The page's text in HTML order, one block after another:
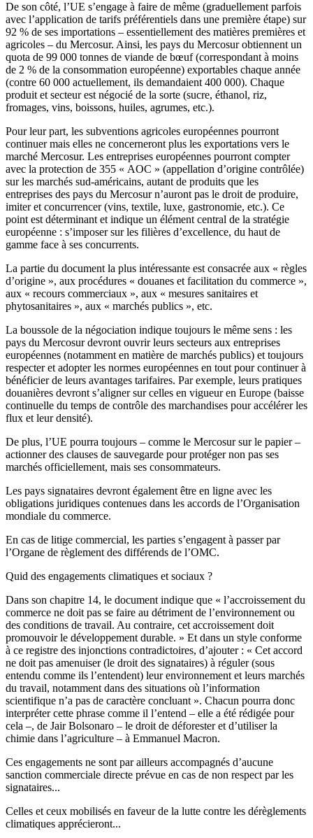
De son côté, l’UE s’engage à faire de même (graduellement parfois
avec l’application de tarifs préférentiels dans une première étape) sur
92 % de ses importations – essentiellement des matières premières et
agricoles – du Mercosur. Ainsi, les pays du Mercosur obtiennent un
quota de 99 000 tonnes de viande de bœuf (correspondant à moins
de 2 % de la consommation européenne) exportables chaque année
(contre 60 000 actuellement, ils demandaient 400 000). Chaque
produit et secteur est négocié de la sorte (sucre, éthanol, riz,
fromages, vins, boissons, huiles, agrumes, etc.).
Pour leur part, les subventions agricoles européennes pourront
continuer mais elles ne concerneront plus les exportations vers le
marché Mercosur. Les entreprises européennes pourront compter
avec la protection de 355 « AOC » (appellation d’origine contrôlée)
sur les marchés sud-américains, autant de produits que les
entreprises des pays du Mercosur n’auront pas le droit de produire,
imiter et concurrencer (vins, textile, luxe, gastronomie, etc.). Ce
point est déterminant et indique un élément central de la stratégie
européenne : s’imposer sur les filières d’excellence, du haut de
gamme face à ses concurrents.
La partie du document la plus intéressante est consacrée aux « règles
d’origine », aux procédures « douanes et facilitation du commerce »,
aux « recours commerciaux », aux « mesures sanitaires et
phytosanitaires », aux « marchés publics », etc.
La boussole de la négociation indique toujours le même sens : les
pays du Mercosur devront ouvrir leurs secteurs aux entreprises
européennes (notamment en matière de marchés publics) et toujours
respecter et adopter les normes européennes en tout pour continuer à
bénéficier de leurs avantages tarifaires. Par exemple, leurs pratiques
douanières devront s’aligner sur celles en vigueur en Europe (baisse
continuelle du temps de contrôle des marchandises pour accélérer les
flux et leur densité).
De plus, l’UE pourra toujours – comme le Mercosur sur le papier –
actionner des clauses de sauvegarde pour protéger non pas ses
marchés officiellement, mais ses consommateurs.
Les pays signataires devront également être en ligne avec les
obligations juridiques contenues dans les accords de l’Organisation
mondiale du commerce.
En cas de litige commercial, les parties s’engagent à passer par
l’Organe de règlement des différends de l’OMC.
Quid des engagements climatiques et sociaux ?
Dans son chapitre 14, le document indique que « l’accroissement du
commerce ne doit pas se faire au détriment de l’environnement ou
des conditions de travail. Au contraire, cet accroissement doit
promouvoir le développement durable. » Et dans un style conforme
à ce registre des injonctions contradictoires, d’ajouter : « Cet accord
ne doit pas amenuiser (le droit des signataires) à réguler (sous
entendu comme ils l’entendent) leur environnement et leurs marchés
du travail, notamment dans des situations où l’information
scientifique n’a pas de caractère concluant ». Chacun pourra donc
interpréter cette phrase comme il l’entend – elle a été rédigée pour
cela –, de Jair Bolsonaro – le droit de déforester et d’utiliser la
chimie dans l’agriculture – à Emmanuel Macron.
Ces engagements ne sont par ailleurs accompagnés d’aucune
sanction commerciale directe prévue en cas de non respect par les
signataires...
Celles et ceux mobilisés en faveur de la lutte contre les dérèglements
climatiques apprécieront...